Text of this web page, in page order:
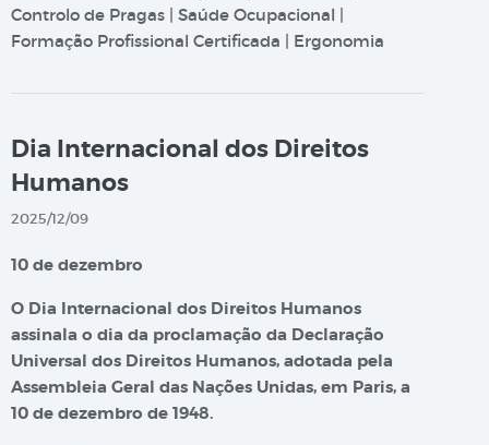
Controlo de Pragas | Saúde Ocupacional |
Formação Profissional Certificada | Ergonomia
Dia Internacional dos Direitos
Humanos
2025/12/09
10 de dezembro
O Dia Internacional dos Direitos Humanos
assinala o dia da proclamação da Declaração
Universal dos Direitos Humanos, adotada pela
Assembleia Geral das Nações Unidas, em Paris, a
10 de dezembro de 1948.